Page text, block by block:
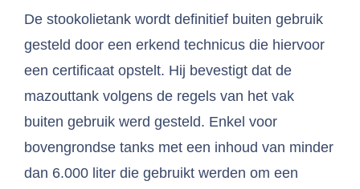
De stookolietank wordt definitief buiten gebruik
gesteld door een erkend technicus die hiervoor
een certificaat opstelt. Hij bevestigt dat de
mazouttank volgens de regels van het vak
buiten gebruik werd gesteld. Enkel voor
bovengrondse tanks met een inhoud van minder
dan 6.000 liter die gebruikt werden om een